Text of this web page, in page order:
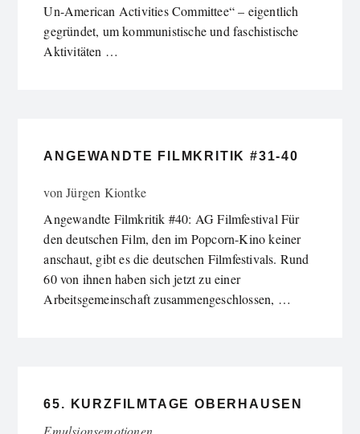
Un-American Activities Committee“ – eigentlich
gegründet, um kommunistische und faschistische
Aktivitäten …
ANGEWANDTE FILMKRITIK #31-40
vonJürgen Kiontke
Angewandte Filmkritik #40: AG Filmfestival Für
den deutschen Film, den im Popcorn-Kino keiner
anschaut, gibt es die deutschen Filmfestivals. Rund
60 von ihnen haben sich jetzt zu einer
Arbeitsgemeinschaft zusammengeschlossen, …
65. KURZFILMTAGE OBERHAUSEN
Emulsionsemotionen